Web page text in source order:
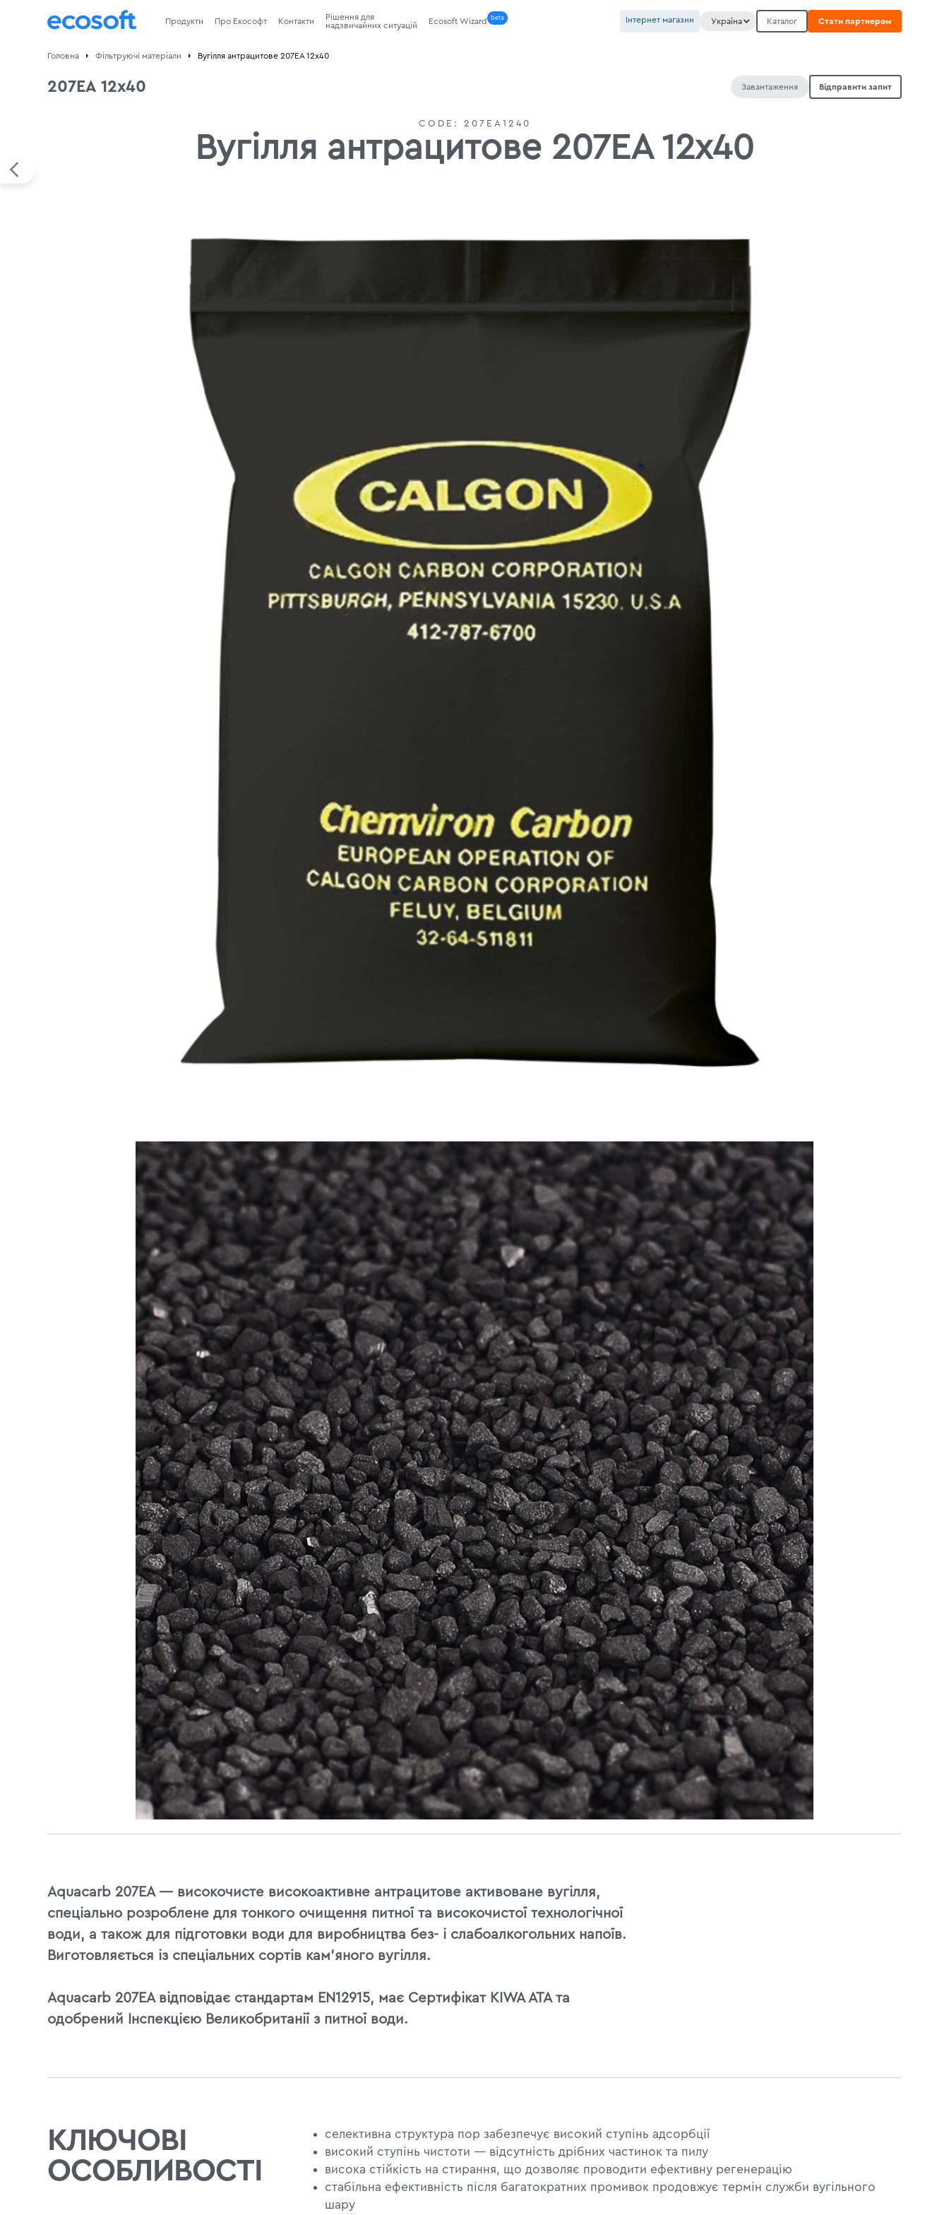
Продукти Про Екософт Контакти
Рішення для
надзвичайних ситуацій
Ecosoft Wizard beta Інтернет магазин Україна Каталог Стати партнером
Головна Фільтруючі матеріали Вугілля антрацитове 207EA 12х40
207EA 12х40 Завантаження Відправити запит
CODE: 207EA1240
Вугілля антрацитове 207EA 12х40
Aquacarb 207EA — високочисте високоактивне антрацитове активоване вугілля,
спеціально розроблене для тонкого очищення питної та високочистої технологічної
води, а також для підготовки води для виробництва без- і слабоалкогольних напоїв.
Виготовляється із спеціальних сортів кам'яного вугілля.
Aquacarb 207EA відповідає стандартам EN12915, має Сертифікат KIWA ATA та
одобрений Інспекцією Великобританії з питної води.
КЛЮЧОВІ
ОСОБЛИВОСТІ
селективна структура пор забезпечує високий ступінь адсорбції
високий ступінь чистоти — відсутність дрібних частинок та пилу
висока стійкість на стирання, що дозволяє проводити ефективну регенерацію
стабільна ефективність після багатократних промивок продовжує термін служби вугільного
шару